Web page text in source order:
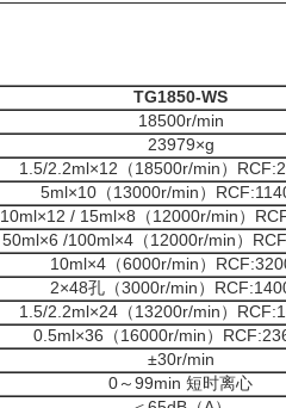
TG1850-WS
18500r/min
23979×g
1.5/2.2ml×12（18500r/min）
5ml×10（13000r/min）
10ml×12 / 15ml×8（12000r/min）
50ml×6 /100ml×4（12000r/min）
10ml×4（6000r/min）
2×48孔（3000r/min）
1.5/2.2ml×24（13200r/min）
0.5ml×36（16000r/min）
±30r/min
0～99min 短时离心